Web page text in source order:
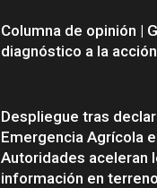
Columna de opinión |
diagnóstico a la
Despliegue tras
Emergencia Agrícola
Autoridades aceleran
información en terreno